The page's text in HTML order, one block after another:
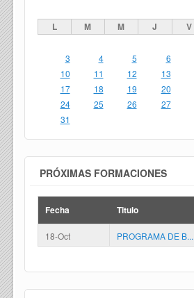
L M M J V
3
4 5 6
10
11 12 13
17
18 19 20
24
25 26 27
31
PRÓXIMAS FORMACIONES
Fecha Titulo
18-Oct PROGRAMA DE B...